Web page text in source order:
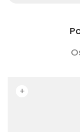
Czytaj dalej